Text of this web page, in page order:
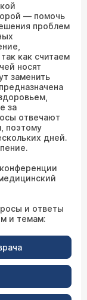
— помочь
проблем
как считаем
носят
заменить
за
отвечают
поэтому
дней.
и ответы
и темам: